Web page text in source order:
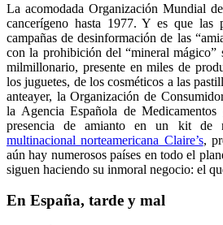
La acomodada Organización Mundial
cancerígeno hasta 1977. Y es que las
campañas de desinformación de las
con la prohibición del “mineral mágico”
milmillonario, presente en miles de
los juguetes, de los cosméticos a las
anteayer, la Organización de
la Agencia Española de
presencia de amianto en un kit de
multinacional norteamericana Claire’s,
aún hay numerosos países en todo el
siguen haciendo su inmoral negocio: el
En España, tarde y mal